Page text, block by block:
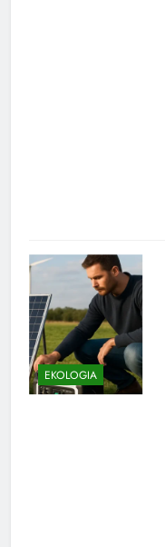
EKOLOGIA